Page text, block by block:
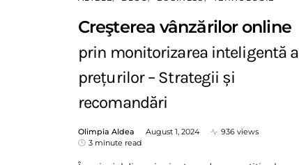
Creşterea vânzărilor online
prin monitorizarea inteligentă a
prețurilor – Strategii și
recomandări
Olimpia Aldea August 1, 2024
936 views
3 minute read